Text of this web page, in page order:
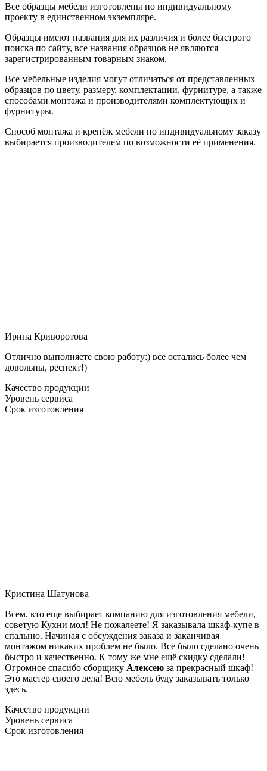
Все образцы мебели изготовлены по индивидуальному
проекту в единственном экземпляре.
Образцы имеют названия для их различия и более быстрого
поиска по сайту, все названия образцов не являются
зарегистрированным товарным знаком.
Все мебельные изделия могут отличаться от представленных
образцов по цвету, размеру, комплектации, фурнитуре, а также
способами монтажа и производителями комплектующих и
фурнитуры.
Способ монтажа и крепёж мебели по индивидуальному заказу
выбирается производителем по возможности её применения.
Ирина Криворотова
Отлично выполняете свою работу:) все остались более чем
довольны, респект!)
Качество продукции
Уровень сервиса
Срок изготовления
Кристина Шатунова
Всем, кто еще выбирает компанию для изготовления мебели,
советую Кухни мол! Не пожалеете! Я заказывала шкаф-купе в
спальню. Начиная с обсуждения заказа и заканчивая
монтажом никаких проблем не было. Все было сделано очень
быстро и качественно. К тому же мне ещё скидку сделали!
Огромное спасибо сборщику Алексею за прекрасный шкаф!
Это мастер своего дела! Всю мебель буду заказывать только
здесь.
Качество продукции
Уровень сервиса
Срок изготовления